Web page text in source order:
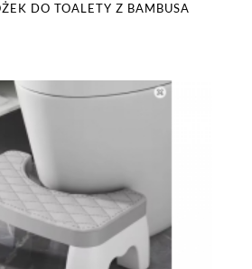
DO TOALETY Z BAMBUSA